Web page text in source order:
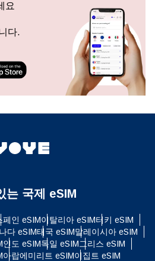
요
다.
는 국제 eSIM
페인 eSIM이탈리아 eSIM터키 eSIM
다 eSIM태국 eSIM말레이시아 eSIM
인도 eSIM독일 eSIM그리스 eSIM
아랍에미리트 eSIM이집트 eSIM